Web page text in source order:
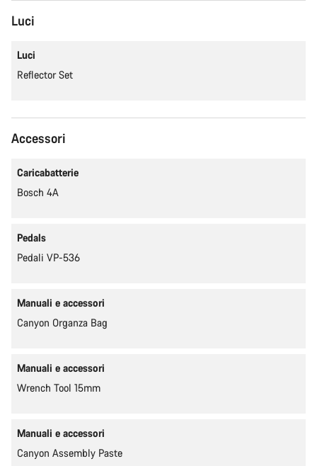
Luci
Luci
Reflector Set
Accessori
Caricabatterie
Bosch 4A
Pedals
Pedali VP-536
Manuali e accessori
Canyon Organza Bag
Manuali e accessori
Wrench Tool 15mm
Manuali e accessori
Canyon Assembly Paste